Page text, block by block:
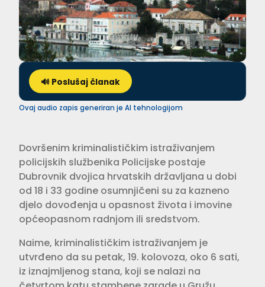
🔊 Poslušaj članak
Ovaj audio zapis generiran je AI tehnologijom
Dovršenim kriminalističkim istraživanjem
policijskih službenika Policijske postaje
Dubrovnik dvojica hrvatskih državljana u dobi
od 18 i 33 godine osumnjičeni su za kazneno
djelo dovođenja u opasnost života i imovine
općeopasnom radnjom ili sredstvom.
Naime, kriminalističkim istraživanjem je
utvrđeno da su petak, 19. kolovoza, oko 6 sati,
iz iznajmljenog stana, koji se nalazi na